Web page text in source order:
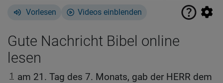
Vorlesen Videos einblenden
Gute Nachricht Bibel online
lesen
1 am 21. Tag des 7. Monats, gab der HERR dem